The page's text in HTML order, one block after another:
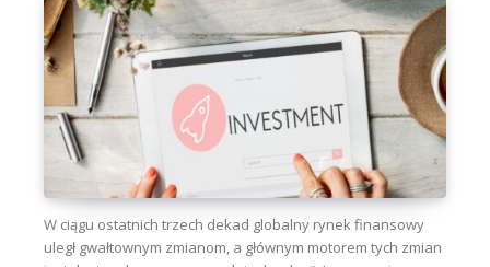
W ciągu ostatnich trzech dekad globalny rynek finansowy
uległ gwałtownym zmianom, a głównym motorem tych zmian